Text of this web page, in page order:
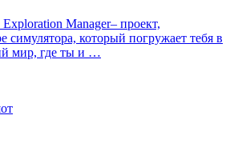
Manager– проект,
симулятора, который погружает тебя в
мир, где ты и …